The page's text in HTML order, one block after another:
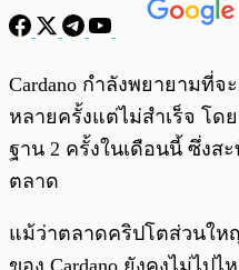
พร้อมเล่น
Cardano กำลังพยายามที่
หลายครั้งแต่ไม่สำเร็จ โด
ฐาน 2 ครั้งในเดือนนี้ ซึ่งส
ตลาด
แม้ว่าตลาดคริปโตส่วนใ